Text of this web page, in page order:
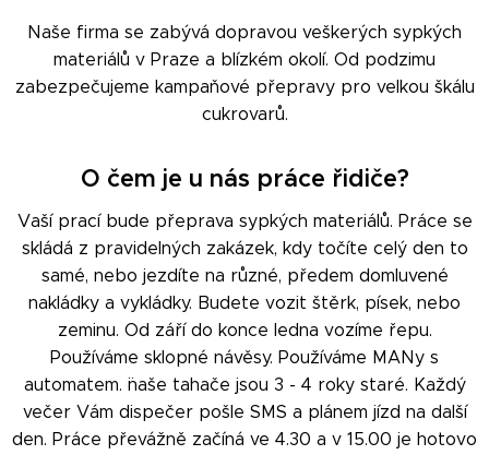
Naše firma se zabývá dopravou veškerých sypkých
materiálů v Praze a blízkém okolí. Od podzimu
zabezpečujeme kampaňové přepravy pro velkou škálu
cukrovarů.
O čem je u nás práce řidiče?
Vaší prací bude přeprava sypkých materiálů. Práce se
skládá z pravidelných zakázek, kdy točíte celý den to
samé, nebo jezdíte na různé, předem domluvené
nakládky a vykládky. Budete vozit štěrk, písek, nebo
zeminu. Od září do konce ledna vozíme řepu.
Používáme sklopné návěsy. Používáme MANy s
automatem. ¨naše tahače jsou 3 - 4 roky staré. Každý
večer Vám dispečer pošle SMS a plánem jízd na další
den. Práce převážně začíná ve 4.30 a v 15.00 je hotovo